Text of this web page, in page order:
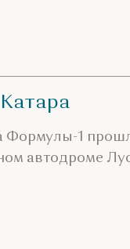
Формулы-1
автодроме